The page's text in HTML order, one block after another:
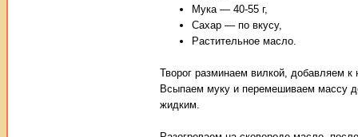
Мука — 40-55 г,
Сахар — по вкусу,
Растительное масло.
Творог разминаем вилкой, добавляем
Всыпаем муку и перемешиваем массу
жидким.